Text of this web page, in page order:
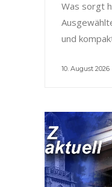
Was sorgt
und
10. August 2026